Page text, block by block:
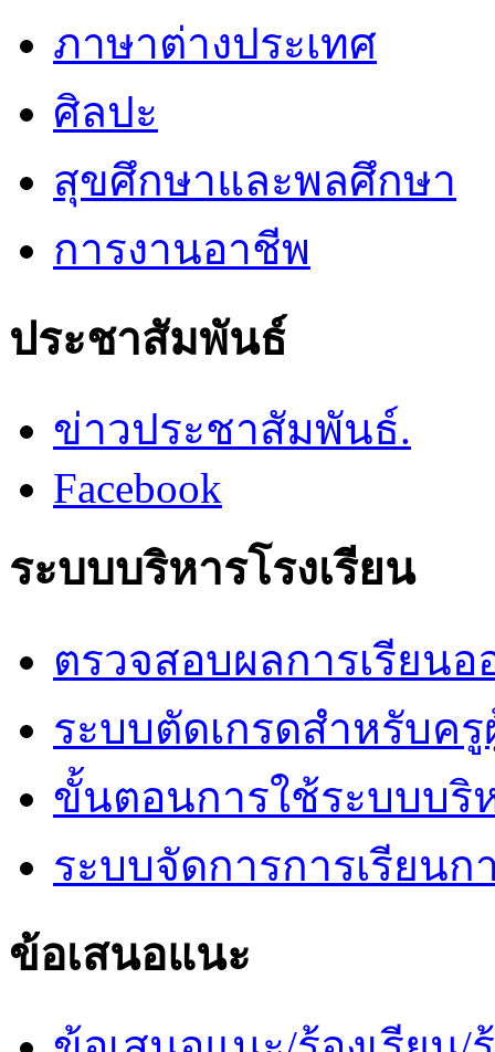
ภาษาต่างประเทศ
ศิลปะ
สุขศึกษาและพลศึกษา
การงานอาชีพ
ประชาสัมพันธ์
ข่าวประชาสัมพันธ์.
Facebook
ระบบบริหารโรงเรียน
ตรวจสอบผลการเรียน
ระบบตัดเกรดสำหรับค
ขั้นตอนการใช้ระบบบริ
ระบบจัดการการเรียน
ข้อเสนอแนะ